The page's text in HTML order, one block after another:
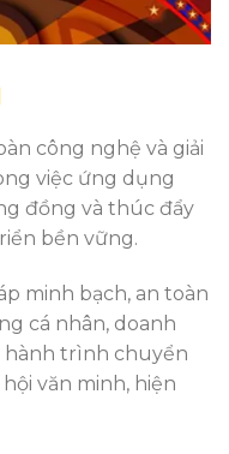
công nghệ và giải
việc ứng dụng
đồng và thúc đẩy
bền vững.
minh bạch, an toàn
cá nhân, doanh
hành trình chuyển
văn minh, hiện